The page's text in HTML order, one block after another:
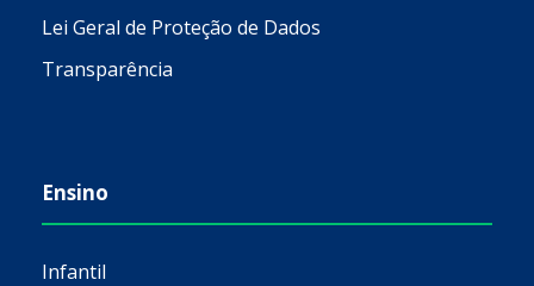
Lei Geral de Proteção de Dados
Transparência
Ensino
Infantil